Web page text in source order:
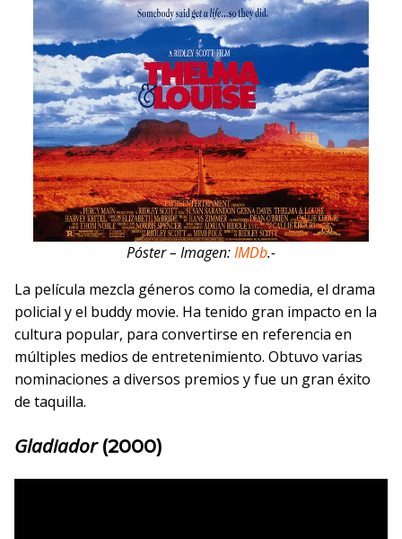
Póster – Imagen:IMDb.-
La película mezcla géneros como la comedia, el drama
policial y el buddy movie. Ha tenido gran impacto en la
cultura popular, para convertirse en referencia en
múltiples medios de entretenimiento. Obtuvo varias
nominaciones a diversos premios y fue un gran éxito
de taquilla.
Gladiador (2000)